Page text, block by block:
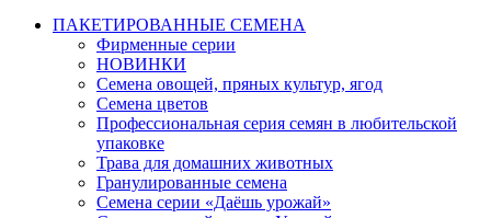
ПАКЕТИРОВАННЫЕ СЕМЕНА
Фирменные серии
НОВИНКИ
Семена овощей, пряных культур, ягод
Семена цветов
Профессиональная серия семян в любительской
упаковке
Трава для домашних животных
Гранулированные семена
Семена серии «Даёшь урожай»